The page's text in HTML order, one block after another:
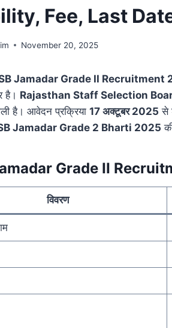
Fee, Last
November 20, 2025
Jamadar Grade II Recruitment
है। Rajasthan Staff Selection
है। आवेदन प्रक्रिया 17 अक्टूबर 2025 से
Jamadar Grade 2 Bharti 2025
Grade II
विवरण